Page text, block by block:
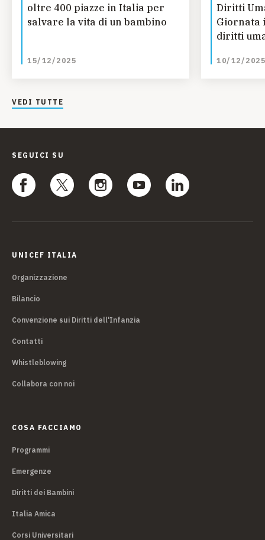
oltre 400 piazze in Italia per
salvare la vita di un bambino
15/12/2025
Diritti
Giornata
diritti
10/12/2025
VEDI TUTTE
SEGUICI SU
UNICEF ITALIA
Organizzazione
Bilancio
Convenzione sui Diritti dell'Infanzia
Contatti
Whistleblowing
Collabora con noi
COSA FACCIAMO
Programmi
Emergenze
Diritti dei Bambini
Italia Amica
Corsi Universitari